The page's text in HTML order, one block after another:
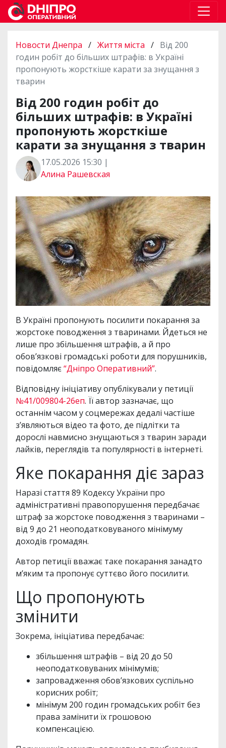
Новости Днепра / Життя міста / Від 200
годин робіт до більших штрафів: в Україні
пропонують жорсткіше карати за знущання з
тварин
Від 200 годин робіт до
більших штрафів: в Україні
пропонують жорсткіше
карати за знущання з тварин
17.05.2026 15:30 |
Алина Рашевская
В Україні пропонують посилити покарання за
жорстоке поводження з тваринами. Йдеться не
лише про збільшення штрафів, а й про
обов’язкові громадські роботи для порушників,
повідомляє“Дніпро Оперативний”.
Відповідну ініціативу опублікували у петиції
№41/009804-26еп. Її автор зазначає, що
останнім часом у соцмережах дедалі частіше
з’являються відео та фото, де підлітки та
дорослі навмисно знущаються з тварин заради
лайків, переглядів та популярності в інтернеті.
Яке покарання діє зараз
Наразі стаття 89 Кодексу України про
адміністративні правопорушення передбачає
штраф за жорстоке поводження з тваринами –
від 9 до 21 неоподатковуваного мінімуму
доходів громадян.
Автор петиції вважає таке покарання занадто
м’яким та пропонує суттєво його посилити.
Що пропонують
змінити
Зокрема, ініціатива передбачає:
збільшення штрафів – від 20 до 50
неоподатковуваних мінімумів;
запровадження обов’язкових суспільно
корисних робіт;
мінімум 200 годин громадських робіт без
права замінити їх грошовою
компенсацією.